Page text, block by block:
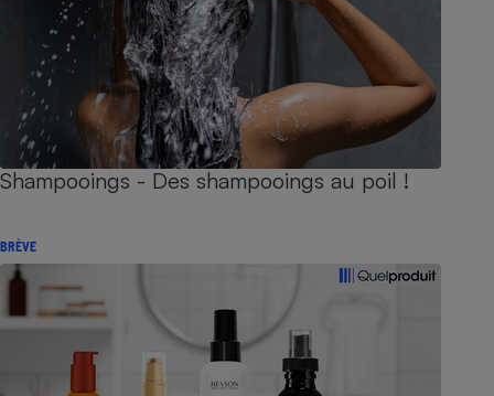
Shampooings - Des shampooings au poil !
BRÈVE